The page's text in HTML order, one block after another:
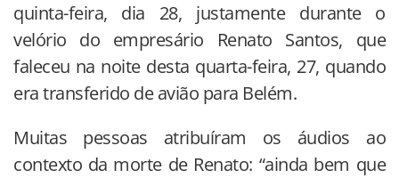
quinta-feira, dia 28, justamente durante o
velório do empresário Renato Santos, que
faleceu na noite desta quarta-feira, 27, quando
era transferido de avião para Belém.
Muitas pessoas atribuíram os áudios ao
contexto da morte de Renato: “ainda bem que